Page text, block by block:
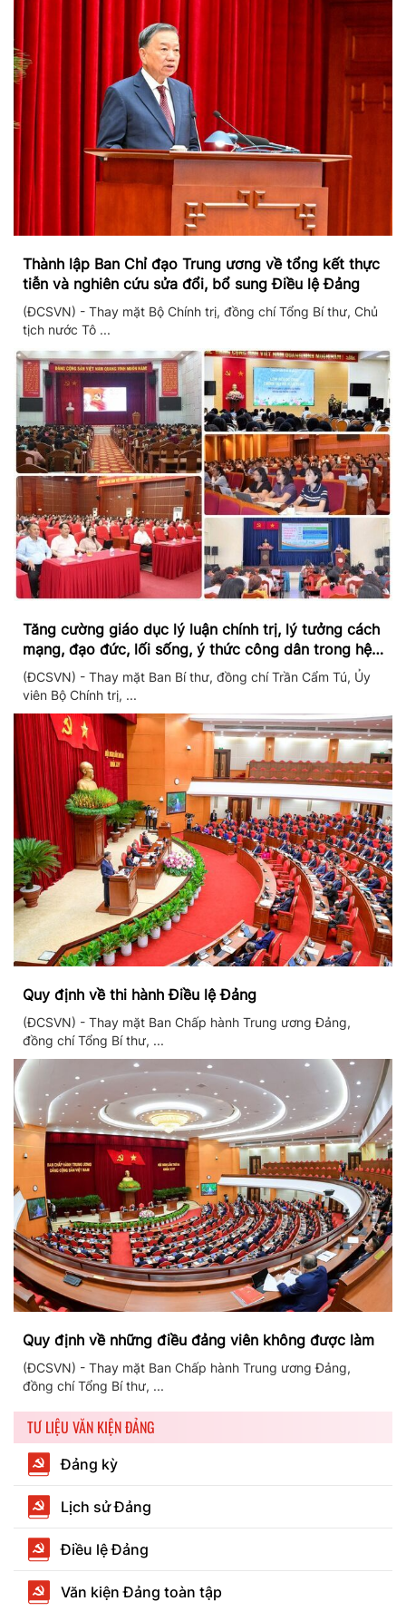
Thành lập Ban Chỉ đạo Trung ương về tổng kết thực
tiễn và nghiên cứu sửa đổi, bổ sung Điều lệ Đảng
(ĐCSVN) - Thay mặt Bộ Chính trị, đồng chí Tổng Bí thư, Chủ
tịch nước Tô ...
Tăng cường giáo dục lý luận chính trị, lý tưởng cách
mạng, đạo đức, lối sống, ý thức công dân trong hệ
thống giáo dục quốc dân
(ĐCSVN) - Thay mặt Ban Bí thư, đồng chí Trần Cẩm Tú, Ủy
viên Bộ Chính trị, ...
Quy định về thi hành Điều lệ Đảng
(ĐCSVN) - Thay mặt Ban Chấp hành Trung ương Đảng,
đồng chí Tổng Bí thư, ...
Quy định về những điều đảng viên không được làm
(ĐCSVN) - Thay mặt Ban Chấp hành Trung ương Đảng,
đồng chí Tổng Bí thư, ...
TƯ LIỆU VĂN KIỆN ĐẢNG
Đảng kỳ
Lịch sử Đảng
Điều lệ Đảng
Văn kiện Đảng toàn tập